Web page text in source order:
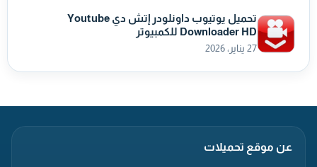
تحميل يوتيوب داونلودر إتش دي Youtube
Downloader HD للكمبيوتر
27 يناير، 2026
عن موقع تحميلات